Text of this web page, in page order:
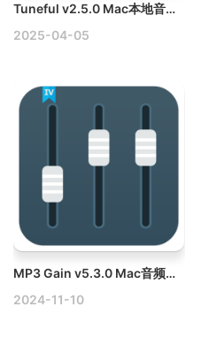
Tuneful v2.5.0 Mac本地音乐播放破解版
2025-04-05
MP3 Gain v5.3.0 Mac音频文件音量破解版
2024-11-10